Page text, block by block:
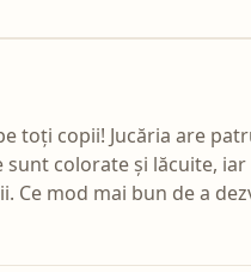
toți copii! Jucăria are
colorate și lăcuite,
Ce mod mai bun de a